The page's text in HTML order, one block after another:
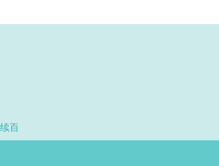
初心 勇担时代使命